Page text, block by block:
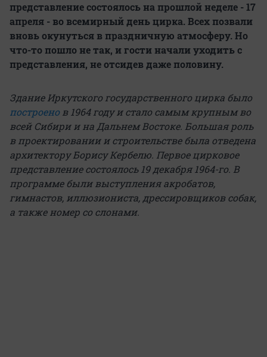
представление состоялось на прошлой неделе - 17
апреля - во всемирный день цирка. Всех позвали
вновь окунуться в праздничную атмосферу. Но
что-то пошло не так, и гости начали уходить с
представления, не отсидев даже половину.
Здание Иркутского государственного цирка было
построенов 1964 году и стало самым крупным во
всей Сибири и на Дальнем Востоке. Большая роль
в проектировании и строительстве была отведена
архитектору Борису Кербелю. Первое цирковое
представление состоялось 19 декабря 1964-го. В
программе были выступления акробатов,
гимнастов, иллюзиониста, дрессировщиков собак,
а также номер со слонами.